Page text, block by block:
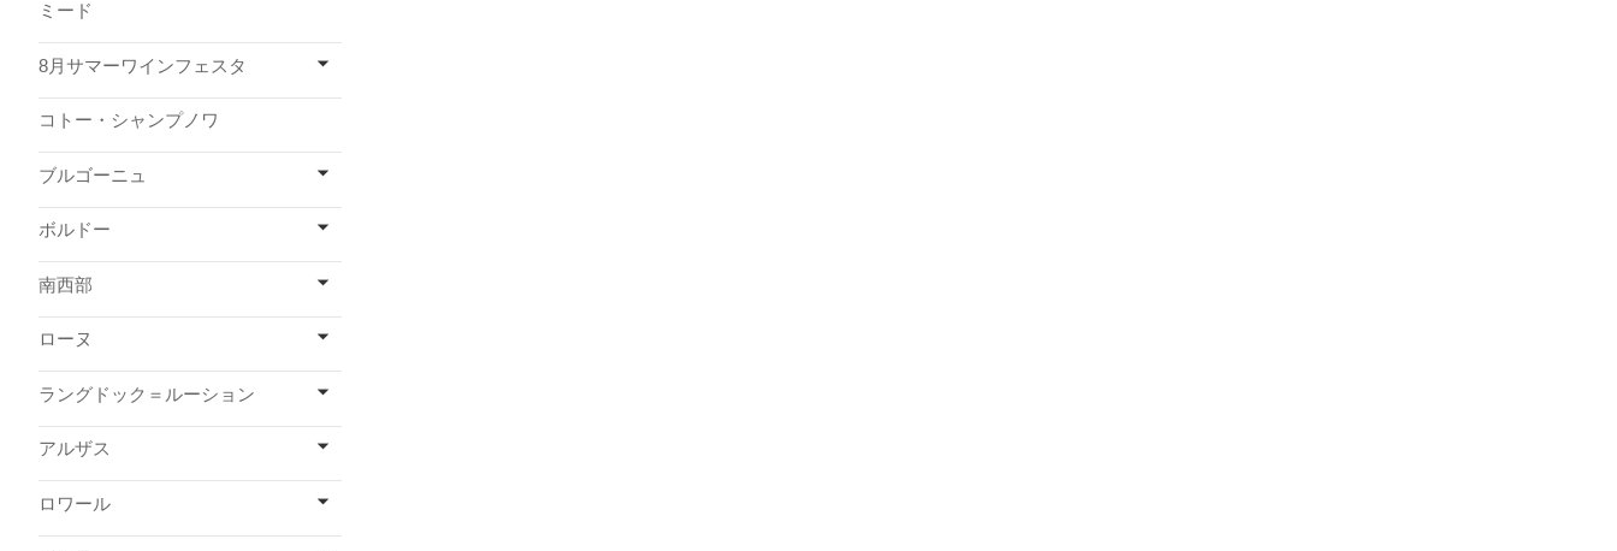
ミード
8月サマーワインフェスタ
コトー・シャンプノワ
ブルゴーニュ
ボルドー
南西部
ローヌ
ラングドック＝ルーション
アルザス
ロワール